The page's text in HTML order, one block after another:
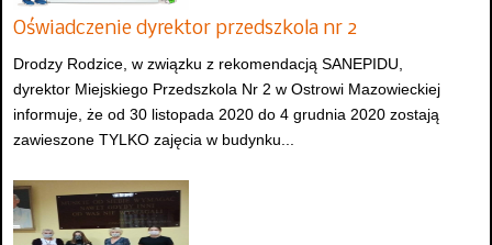
Oświadczenie dyrektor przedszkola nr 2
Drodzy Rodzice, w związku z rekomendacją SANEPIDU,
dyrektor Miejskiego Przedszkola Nr 2 w Ostrowi Mazowieckiej
informuje, że od 30 listopada 2020 do 4 grudnia 2020 zostają
zawieszone TYLKO zajęcia w budynku...